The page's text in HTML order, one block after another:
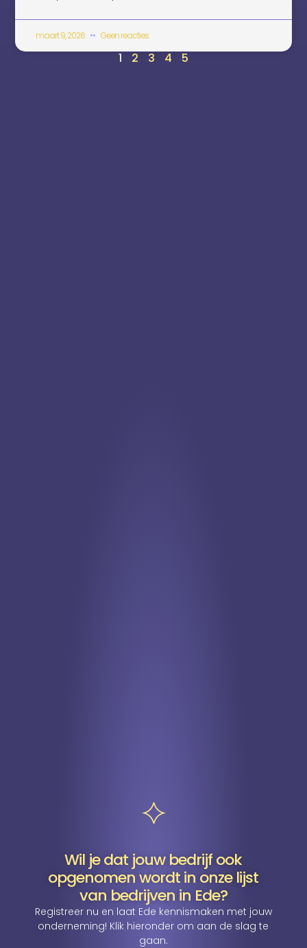
maart 9, 2026 Geen reacties
1 2 3 4 5
Wil je dat jouw bedrijf ook
opgenomen wordt in onze lijst
van bedrijven in Ede?
Registreer nu en laat Ede kennismaken met jouw
onderneming! Klik hieronder om aan de slag te
gaan.